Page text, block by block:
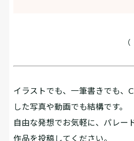
イラストでも、一筆書きでも、
した写真や動画でも結構です。
自由な発想でお気軽に、パレー
作品を投稿してください。